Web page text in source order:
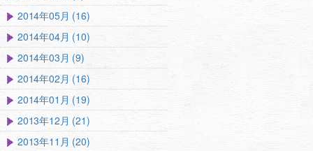
2014年05月 (16)
2014年04月 (10)
2014年03月 (9)
2014年02月 (16)
2014年01月 (19)
2013年12月 (21)
2013年11月 (20)